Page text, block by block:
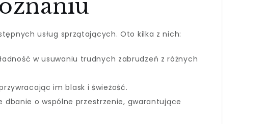
usług sprzątających. Oto kilka z nich:
w usuwaniu trudnych zabrudzeń z różnych
im blask i świeżość.
o wspólne przestrzenie, gwarantujące